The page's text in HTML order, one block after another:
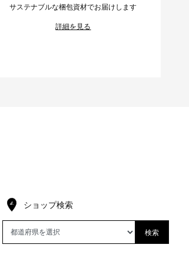
サステナブルな梱包資材でお届けします
詳細を見る
ショップ検索
検索